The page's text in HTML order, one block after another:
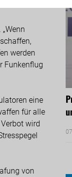
werden
Funkenflug
eine
für alle
wird
von